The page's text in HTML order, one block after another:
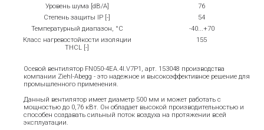
Уровень шума [dB/A]
76
Степень защиты IP [-]
54
Температурный диапазон, °С
-40...+70
Класс нагревостойкости изоляции
THCL [-]
155
Осевой вентилятор FN050-4EA.4I.V7P1, арт. 153048 производства
компании Ziehl-Abegg - это надежное и высокоэффективное решение для
промышленного применения.
Данный вентилятор имеет диаметр 500 мм и может работать с
мощностью до 0,76 кВт. Он обладает высокой производительностью и
способен создавать сильный поток воздуха на протяжении всей
эксплуатации.